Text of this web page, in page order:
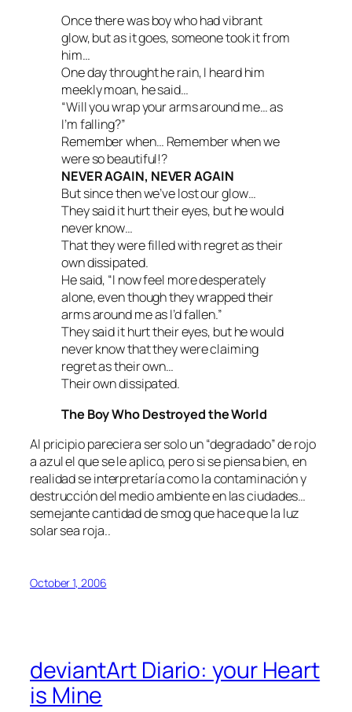
Once there was boy who had vibrant
glow, but as it goes, someone took it from
him…
One day throught he rain, I heard him
meekly moan, he said…
“Will you wrap your arms around me… as
I’m falling?”
Remember when… Remember when we
were so beautiful!?
NEVER AGAIN, NEVER AGAIN
But since then we’ve lost our glow…
They said it hurt their eyes, but he would
never know…
That they were filled with regret as their
own dissipated.
He said, “I now feel more desperately
alone, even though they wrapped their
arms around me as I’d fallen.”
They said it hurt their eyes, but he would
never know that they were claiming
regret as their own…
Their own dissipated.
The Boy Who Destroyed the World
Al pricipio pareciera ser solo un “degradado” de rojo
a azul el que se le aplico, pero si se piensa bien, en
realidad se interpretaría como la contaminación y
destrucción del medio ambiente en las ciudades…
semejante cantidad de smog que hace que la luz
solar sea roja..
October 1, 2006
deviantArt Diario: your Heart
is Mine